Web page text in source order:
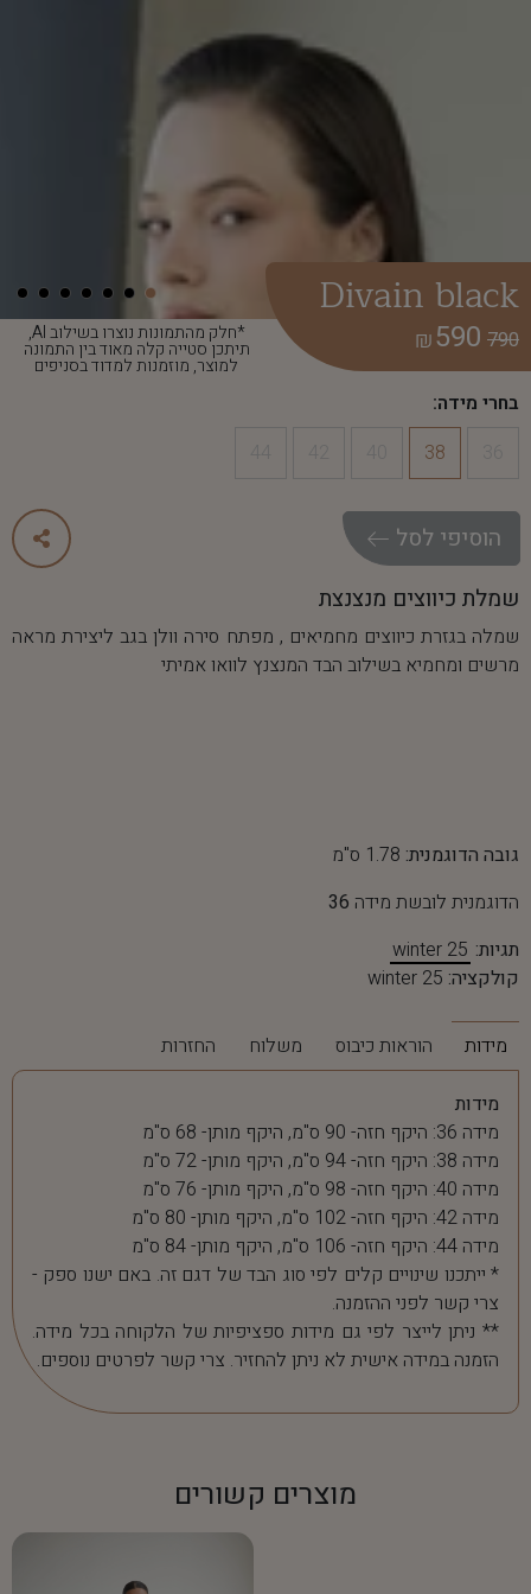
*חלק מהתמונות נוצרו בשילוב AI,
תיתכן סטייה קלה מאוד בין התמונה
למוצר, מוזמנות למדוד בסניפים
Divain black
790
590
₪
בחרי מידה:
38
הוסיפי לסל
שמלת כיווצים מנצנצת
שמלה בגזרת כיווצים מחמיאים , מפתח סירה וולן בגב ליצירת מראה
מרשים ומחמיא בשילוב הבד המנצנץ לוואו אמיתי
גובה הדוגמנית: 1.78 ס"מ
הדוגמנית לובשת מידה 36
תגיות: winter 25
קולקציה: winter 25
מידות הוראות כיבוס משלוח החזרות
מידות
מידה 36: היקף חזה- 90 ס"מ, היקף מותן- 68 ס"מ
מידה 38: היקף חזה- 94 ס"מ, היקף מותן- 72 ס"מ
מידה 40: היקף חזה- 98 ס"מ, היקף מותן- 76 ס"מ
מידה 42: היקף חזה- 102 ס"מ, היקף מותן- 80 ס"מ
מידה 44: היקף חזה- 106 ס"מ, היקף מותן- 84 ס"מ
* ייתכנו שינויים קלים לפי סוג הבד של דגם זה. באם ישנו ספק -
צרי קשר לפני ההזמנה.
** ניתן לייצר לפי גם מידות ספציפיות של הלקוחה בכל מידה.
הזמנה במידה אישית לא ניתן להחזיר. צרי קשר לפרטים נוספים.
מוצרים קשורים